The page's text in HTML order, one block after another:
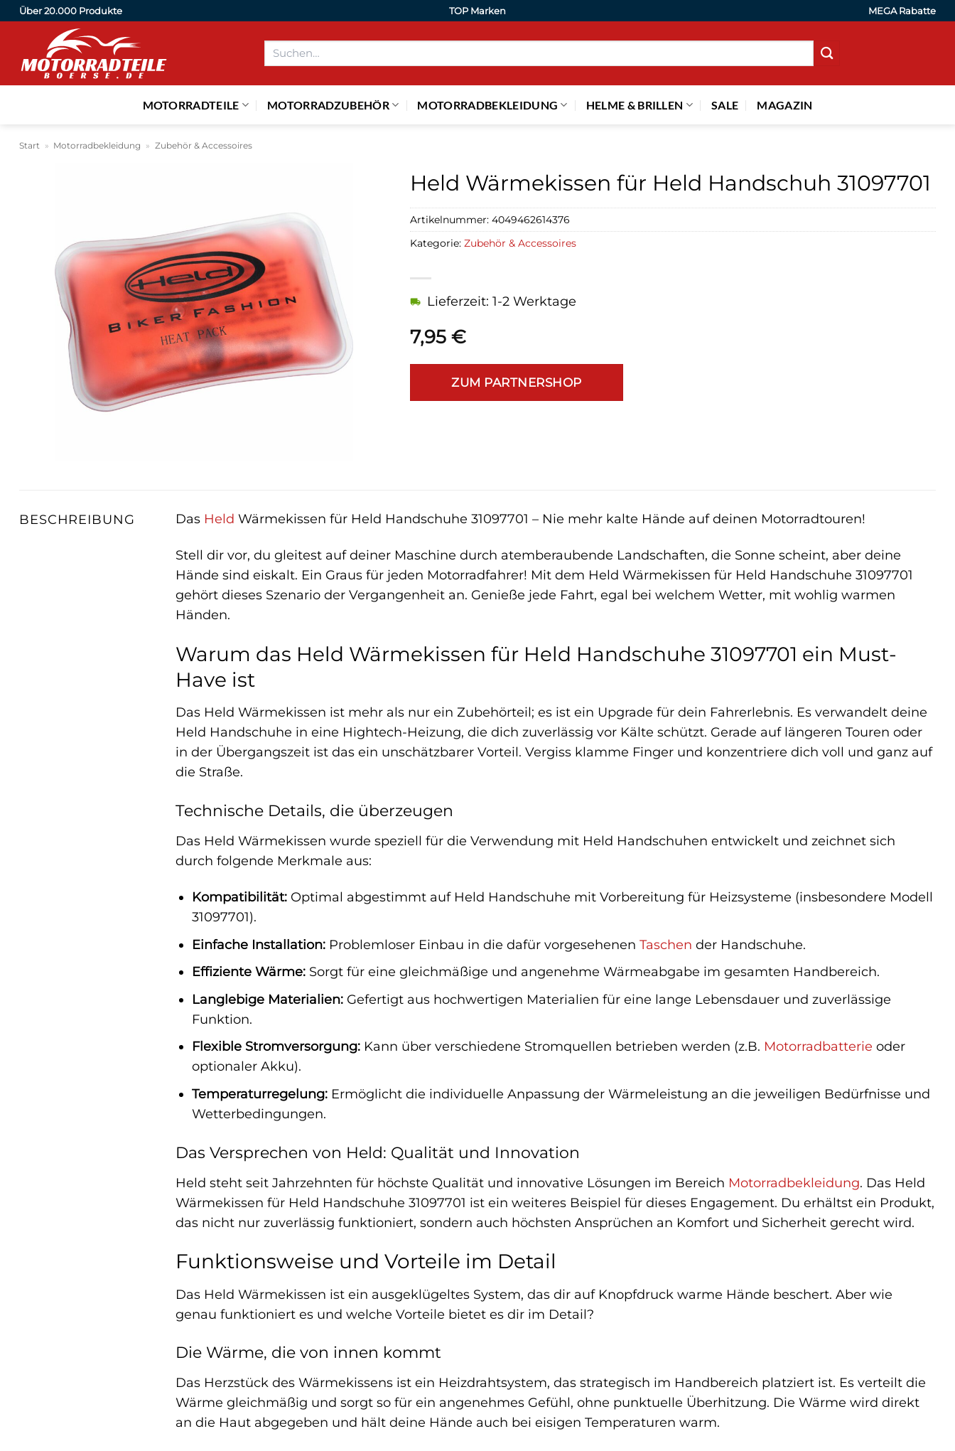
Zum
springen
Über 20.000 Produkte TOP Marken MEGA Rabatte
Suchen
MOTORRADTEILE MOTORRADZUBEHÖR MOTORRADBEKLEIDUNG HELME & BRILLEN SALE MAGAZIN
Start » Motorradbekleidung » Zubehör & Accessoires
Held Wärmekissen für Held Handschuh 31097701
7,95 €
Lieferzeit: 1-2 Werktage
ZUM PARTNERSHOP
Artikelnummer: 4049462614376
Kategorie: Zubehör & Accessoires
BESCHREIBUNG Das Held Wärmekissen für Held Handschuhe 31097701 – Nie mehr kalte Hände auf deinen Motorradtouren!
Stell dir vor, du gleitest auf deiner Maschine durch atemberaubende Landschaften, die Sonne scheint, aber deine
Hände sind eiskalt. Ein Graus für jeden Motorradfahrer! Mit dem Held Wärmekissen für Held Handschuhe 31097701
gehört dieses Szenario der Vergangenheit an. Genieße jede Fahrt, egal bei welchem Wetter, mit wohlig warmen
Händen.
Warum das Held Wärmekissen für Held Handschuhe 31097701 ein Must-
Have ist
Das Held Wärmekissen ist mehr als nur ein Zubehörteil; es ist ein Upgrade für dein Fahrerlebnis. Es verwandelt deine
Held Handschuhe in eine Hightech-Heizung, die dich zuverlässig vor Kälte schützt. Gerade auf längeren Touren oder
in der Übergangszeit ist das ein unschätzbarer Vorteil. Vergiss klamme Finger und konzentriere dich voll und ganz auf
die Straße.
Technische Details, die überzeugen
Das Held Wärmekissen wurde speziell für die Verwendung mit Held Handschuhen entwickelt und zeichnet sich
durch folgende Merkmale aus:
Kompatibilität:Optimal abgestimmt auf Held Handschuhe mit Vorbereitung für Heizsysteme (insbesondere Modell
31097701).
Einfache Installation:Problemloser Einbau in die dafür vorgesehenen Taschen der Handschuhe.
Effiziente Wärme:Sorgt für eine gleichmäßige und angenehme Wärmeabgabe im gesamten Handbereich.
Langlebige Materialien:Gefertigt aus hochwertigen Materialien für eine lange Lebensdauer und zuverlässige
Funktion.
Flexible Stromversorgung:Kann über verschiedene Stromquellen betrieben werden (z.B. Motorradbatterie oder
optionaler Akku).
Temperaturregelung:Ermöglicht die individuelle Anpassung der Wärmeleistung an die jeweiligen Bedürfnisse und
Wetterbedingungen.
Das Versprechen von Held: Qualität und Innovation
Held steht seit Jahrzehnten für höchste Qualität und innovative Lösungen im Bereich Motorradbekleidung. Das Held
Wärmekissen für Held Handschuhe 31097701 ist ein weiteres Beispiel für dieses Engagement. Du erhältst ein Produkt,
das nicht nur zuverlässig funktioniert, sondern auch höchsten Ansprüchen an Komfort und Sicherheit gerecht wird.
Funktionsweise und Vorteile im Detail
Das Held Wärmekissen ist ein ausgeklügeltes System, das dir auf Knopfdruck warme Hände beschert. Aber wie
genau funktioniert es und welche Vorteile bietet es dir im Detail?
Die Wärme, die von innen kommt
Das Herzstück des Wärmekissens ist ein Heizdrahtsystem, das strategisch im Handbereich platziert ist. Es verteilt die
Wärme gleichmäßig und sorgt so für ein angenehmes Gefühl, ohne punktuelle Überhitzung. Die Wärme wird direkt
an die Haut abgegeben und hält deine Hände auch bei eisigen Temperaturen warm.